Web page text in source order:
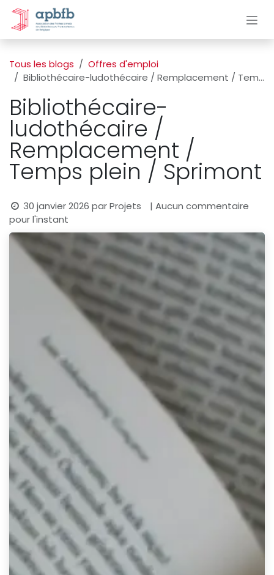
Se rendre au contenu
Tous les blogs
Offres d'emploi
Bibliothécaire-ludothécaire / Remplacement / Temps plein / Sprimont
Bibliothécaire-
ludothécaire /
Remplacement /
Temps plein / Sprimont
30 janvier 2026 parProjets
| Aucun commentaire
pour l'instant